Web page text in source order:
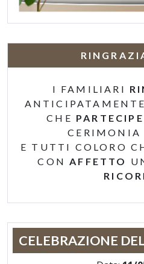
I FAMILIARI
CHE
CERIMONIA
E TUTTI COLORO
CON AFFETTO
CELEBRAZIONE